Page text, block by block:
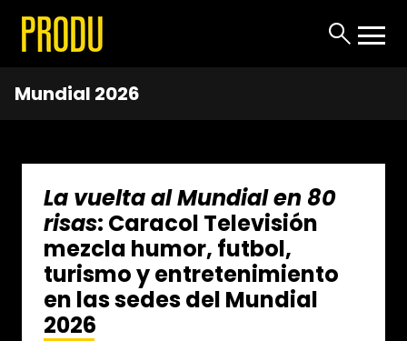
Mundial 2026
La vuelta al Mundial en 80
risas: Caracol Televisión
mezcla humor, futbol,
turismo y entretenimiento
en las sedes del Mundial
2026